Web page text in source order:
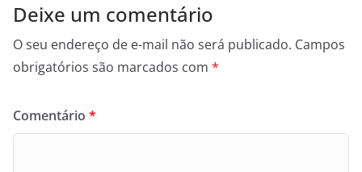
k
Deixe um comentário
O seu endereço de e-mail não será publicado. Campos
obrigatórios são marcados com *
Comentário *